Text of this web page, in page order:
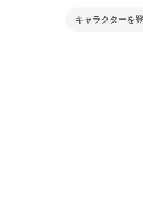
キャラクターを